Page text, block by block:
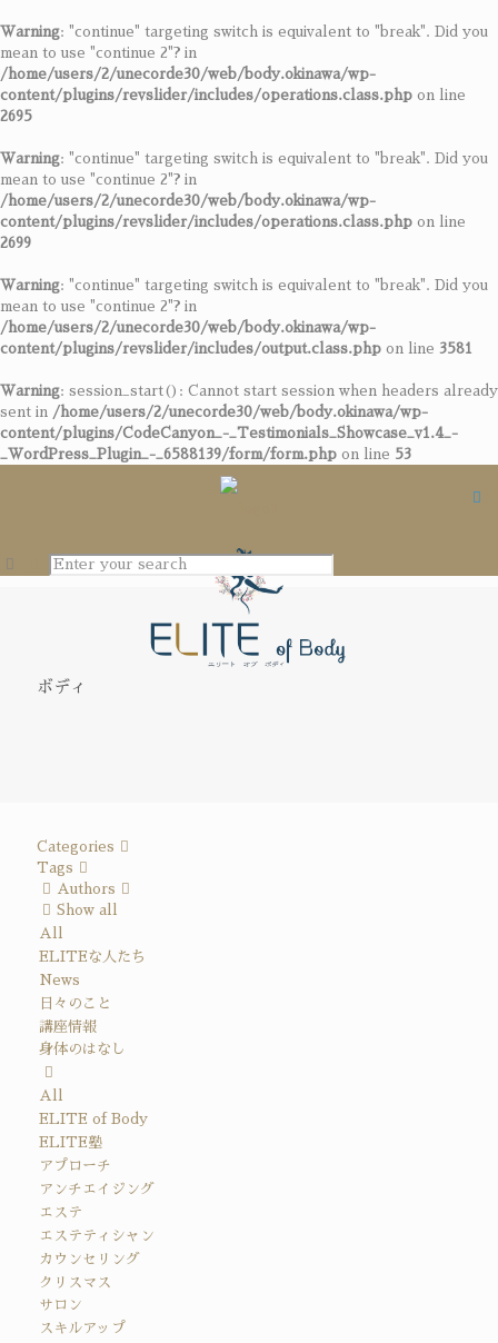
Warning: "continue" targeting switch is equivalent to "break". Did you
mean to use "continue 2"? in
/home/users/2/unecorde30/web/body.okinawa/wp-
content/plugins/revslider/includes/operations.class.php on line
2695
Warning: "continue" targeting switch is equivalent to "break". Did you
mean to use "continue 2"? in
/home/users/2/unecorde30/web/body.okinawa/wp-
content/plugins/revslider/includes/operations.class.php on line
2699
Warning: "continue" targeting switch is equivalent to "break". Did you
mean to use "continue 2"? in
/home/users/2/unecorde30/web/body.okinawa/wp-
content/plugins/revslider/includes/output.class.php on line 3581
Warning: session_start(): Cannot start session when headers already
sent in /home/users/2/unecorde30/web/body.okinawa/wp-
content/plugins/CodeCanyon_-_Testimonials_Showcase_v1.4_-
_WordPress_Plugin_-_6588139/form/form.php on line 53
ボディ
Categories
Tags
Authors
Show all
All
ELITEな人たち
News
日々のこと
講座情報
身体のはなし
All
ELITE of Body
ELITE塾
アプローチ
アンチエイジング
エステ
エステティシャン
カウンセリング
クリスマス
サロン
スキルアップ